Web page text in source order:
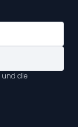
und die